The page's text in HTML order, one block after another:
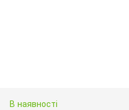
В наявності